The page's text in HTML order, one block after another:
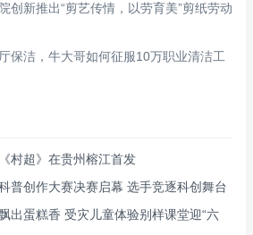
创新推出“剪艺传情，以劳育美”剪纸劳动
保洁，牛大哥如何征服10万职业清洁工
村超》在贵州榕江首发
普创作大赛决赛启幕 选手竞逐科创舞台
出蛋糕香 受灾儿童体验别样课堂迎“六